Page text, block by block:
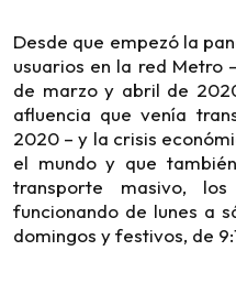
Desde que empezó la
usuarios en la red Metro
de marzo y abril de
afluencia que venía
2020 – y la crisis
el mundo y que
transporte masivo,
funcionando de lunes a
domingos y festivos, de